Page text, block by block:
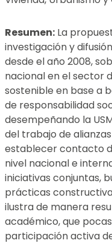
Resumen: La
investigación y
desde el año 2008,
nacional en el sector
sostenible en base a
de responsabilidad
desempeñando la
del trabajo de
establecer contacto
nivel nacional e
iniciativas conjuntas,
prácticas
ilustra de manera
académico, que
participación activa